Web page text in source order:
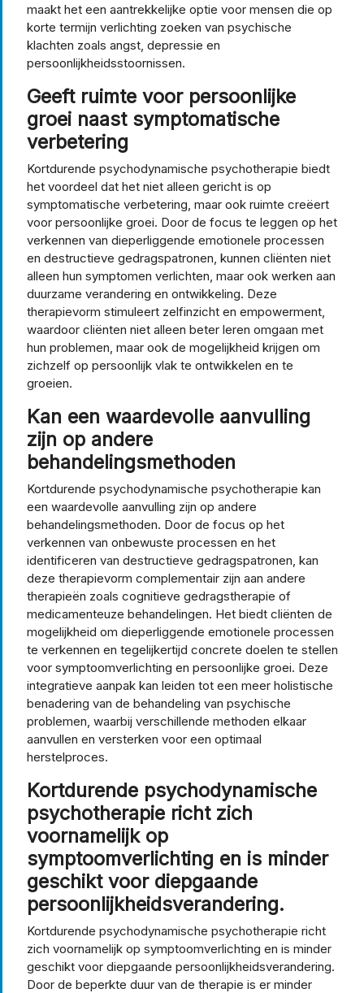
maakt het een aantrekkelijke optie voor mensen die op
korte termijn verlichting zoeken van psychische
klachten zoals angst, depressie en
persoonlijkheidsstoornissen.
Geeft ruimte voor persoonlijke
groei naast symptomatische
verbetering
Kortdurende psychodynamische psychotherapie biedt
het voordeel dat het niet alleen gericht is op
symptomatische verbetering, maar ook ruimte creëert
voor persoonlijke groei. Door de focus te leggen op het
verkennen van dieperliggende emotionele processen
en destructieve gedragspatronen, kunnen cliënten niet
alleen hun symptomen verlichten, maar ook werken aan
duurzame verandering en ontwikkeling. Deze
therapievorm stimuleert zelfinzicht en empowerment,
waardoor cliënten niet alleen beter leren omgaan met
hun problemen, maar ook de mogelijkheid krijgen om
zichzelf op persoonlijk vlak te ontwikkelen en te
groeien.
Kan een waardevolle aanvulling
zijn op andere
behandelingsmethoden
Kortdurende psychodynamische psychotherapie kan
een waardevolle aanvulling zijn op andere
behandelingsmethoden. Door de focus op het
verkennen van onbewuste processen en het
identificeren van destructieve gedragspatronen, kan
deze therapievorm complementair zijn aan andere
therapieën zoals cognitieve gedragstherapie of
medicamenteuze behandelingen. Het biedt cliënten de
mogelijkheid om dieperliggende emotionele processen
te verkennen en tegelijkertijd concrete doelen te stellen
voor symptoomverlichting en persoonlijke groei. Deze
integratieve aanpak kan leiden tot een meer holistische
benadering van de behandeling van psychische
problemen, waarbij verschillende methoden elkaar
aanvullen en versterken voor een optimaal
herstelproces.
Kortdurende psychodynamische
psychotherapie richt zich
voornamelijk op
symptoomverlichting en is minder
geschikt voor diepgaande
persoonlijkheidsverandering.
Kortdurende psychodynamische psychotherapie richt
zich voornamelijk op symptoomverlichting en is minder
geschikt voor diepgaande persoonlijkheidsverandering.
Door de beperkte duur van de therapie is er minder